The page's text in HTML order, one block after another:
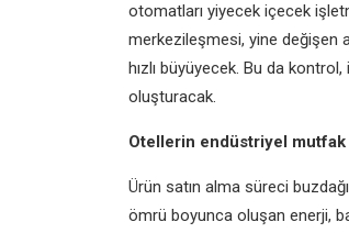
otomatları yiyecek içecek
merkezileşmesi, yine değişen
hızlı büyüyecek. Bu da
oluşturacak.
Otellerin endüstriyel
Ürün satın alma süreci
ömrü boyunca oluşan enerji,